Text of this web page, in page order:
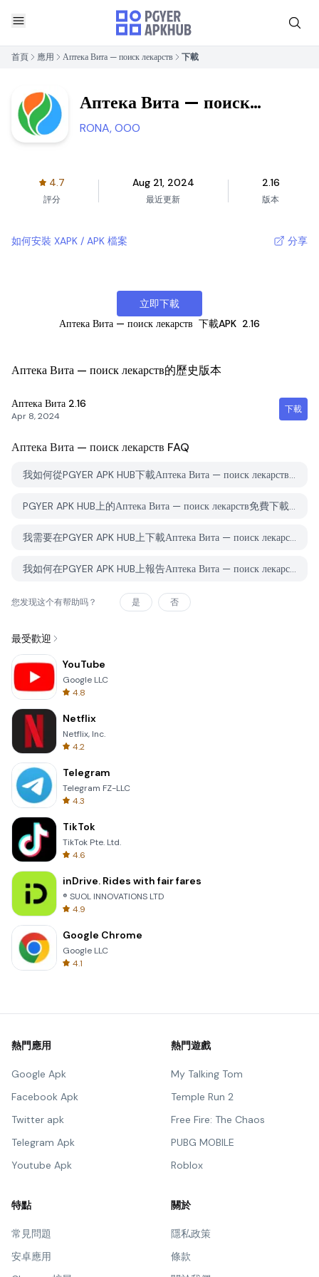
首頁 應用 Аптека Вита — поиск лекарств 下載
Аптека Вита — поиск
лекарств
RONA, OOO
4.7
評分
Aug 21, 2024
最近更新
2.16
版本
如何安裝 XAPK / APK 檔案 分享
立即下載
Аптека Вита — поиск лекарств 下載APK 2.16
Аптека Вита — поиск лекарств的歷史版本
Аптека Вита 2.16
Apr 8, 2024
下載
Аптека Вита — поиск лекарств FAQ
我如何從PGYER APK HUB下載Аптека Вита — поиск лекарств？
PGYER APK HUB上的Аптека Вита — поиск лекарств免費下載嗎？
我需要在PGYER APK HUB上下載Аптека Вита — поиск лекарств時需要帳戶嗎？
我如何在PGYER APK HUB上報告Аптека Вита — поиск лекарств的問題？
您发现这个有帮助吗？ 是 否
最受歡迎
YouTube
Google LLC
4.8
Netflix
Netflix, Inc.
4.2
Telegram
Telegram FZ-LLC
4.3
TikTok
TikTok Pte. Ltd.
4.6
inDrive. Rides with fair fares
® SUOL INNOVATIONS LTD
4.9
Google Chrome
Google LLC
4.1
熱門應用
Google Apk
Facebook Apk
Twitter apk
Telegram Apk
Youtube Apk
熱門遊戲
My Talking Tom
Temple Run 2
Free Fire: The Chaos
PUBG MOBILE
Roblox
特點
常見問題
安卓應用
關於
隱私政策
條款